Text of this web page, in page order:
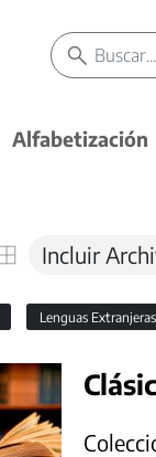
Alfabetización
Incluir
Lenguas Extranjeras